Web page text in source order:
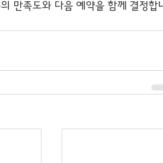
만족도와 다음 예약을 함께 결정합